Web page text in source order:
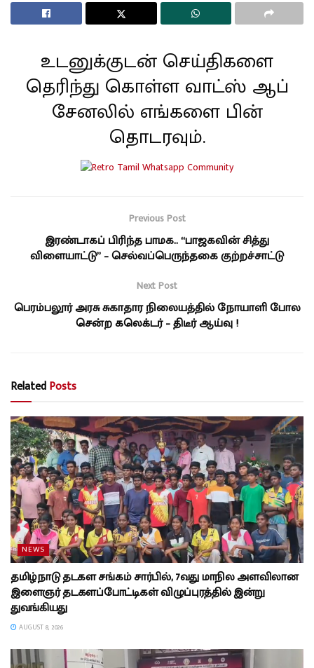
உடனுக்குடன் செய்திகளை
தெரிந்து கொள்ள வாட்ஸ் ஆப்
சேனலில் எங்களை பின்
தொடரவும்.
Previous Post
இரண்டாகப் பிரிந்த பாமக.. “பாஜகவின் சித்து
விளையாட்டு” – செல்வப்பெருந்தகை குற்றச்சாட்டு
Next Post
பெரம்பலூர் அரசு சுகாதார நிலையத்தில் நோயாளி போல
சென்ற கலெக்டர் – திடீர் ஆய்வு !
RelatedPosts
NEWS
தமிழ்நாடு தடகள சங்கம் சார்பில், 7வது மாநில அளவிலான
இளைஞர் தடகளப்போட்டிகள் விழுப்புரத்தில் இன்று
துவங்கியது
AUGUST 8, 2026